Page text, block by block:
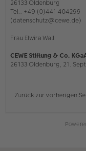
26133 Oldenburg
Tel.: +49 (0)441 404299
(datenschutz@cewe.de)
Frau Elwira Wall
CEWE Stiftung & Co.
26133 Oldenburg, 21.
Zurück zur vorherigen